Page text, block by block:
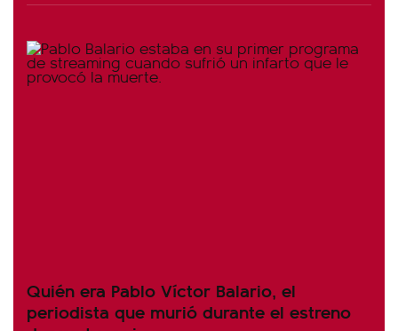
Quién era Pablo Víctor Balario, el
periodista que murió durante el estreno